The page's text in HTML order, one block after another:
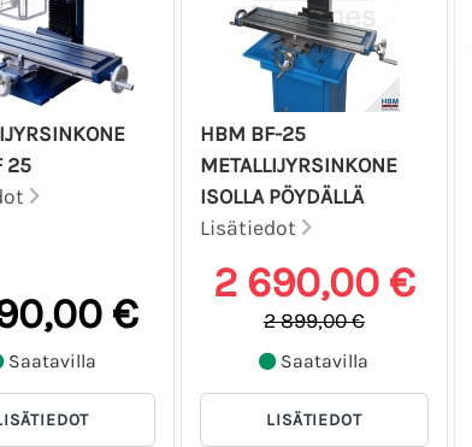
25
€
Saatavilla
HBM BF-25
METALLIJYRSINKONE
ISOLLA PÖYDÄLLÄ
Lisätiedot
2 690,00 €
2 899,00 €
Saatavilla